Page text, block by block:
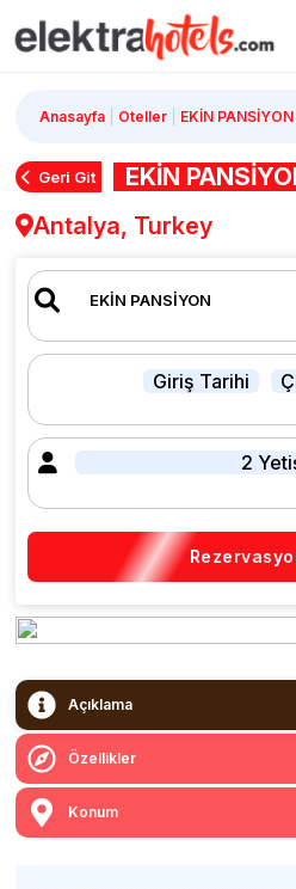
Anasayfa Oteller EKİN PANSİYON
Geri Git
EKİN
Antalya, Turkey
Giriş Tarihi
2
Açıklama
Özellikler
Konum